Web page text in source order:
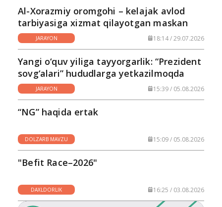
Al-Xorazmiy oromgohi – kelajak avlod
tarbiyasiga xizmat qilayotgan maskan
JARAYON 18:14 / 29.07.2026
Yangi o‘quv yiliga tayyorgarlik: “Prezident
sovg‘alari” hududlarga yetkazilmoqda
JARAYON 15:39 / 05.08.2026
“NG” haqida ertak
DOLZARB MAVZU 15:09 / 05.08.2026
"Befit Race–2026"
DAXLDORLIK 16:25 / 03.08.2026